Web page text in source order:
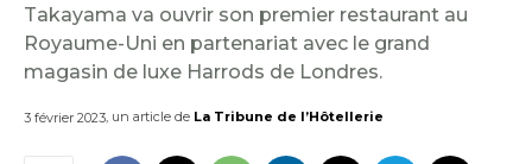
Takayama va ouvrir son premier restaurant au
Royaume-Uni en partenariat avec le grand
magasin de luxe Harrods de Londres.
3 février 2023, un article de La Tribune de l’Hôtellerie